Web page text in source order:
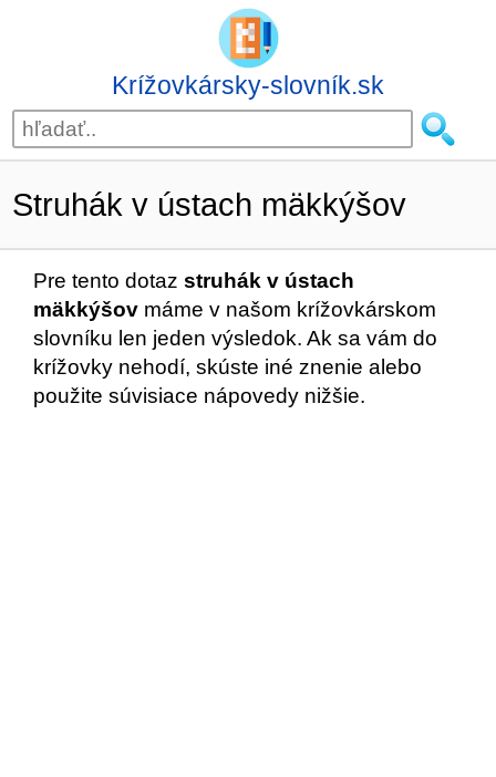
Krížovkársky-slovník.sk
Struhák v ústach mäkkýšov
Pre tento dotaz struhák v ústach
mäkkýšov máme v našom krížovkárskom
slovníku len jeden výsledok. Ak sa vám do
krížovky nehodí, skúste iné znenie alebo
použite súvisiace nápovedy nižšie.